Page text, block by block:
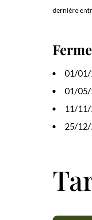
dernière
01/
01/
11/
25/